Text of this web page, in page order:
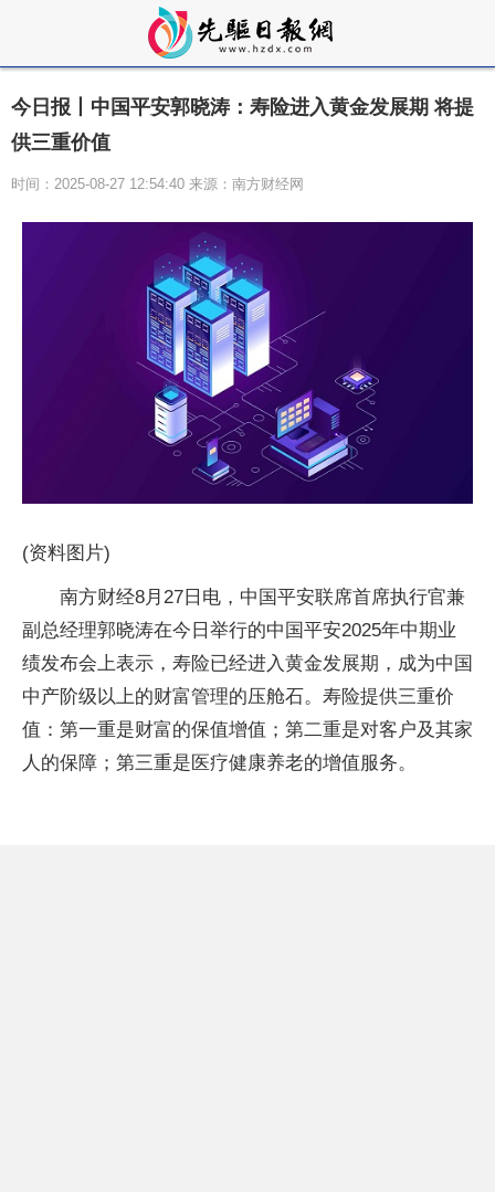
今日报丨中国平安郭晓涛：寿险进入黄金发展期 将提
供三重价值
时间：2025-08-27 12:54:40 来源：南方财经网
(资料图片)
南方财经8月27日电，中国平安联席首席执行官兼
副总经理郭晓涛在今日举行的中国平安2025年中期业
绩发布会上表示，寿险已经进入黄金发展期，成为中国
中产阶级以上的财富管理的压舱石。寿险提供三重价
值：第一重是财富的保值增值；第二重是对客户及其家
人的保障；第三重是医疗健康养老的增值服务。